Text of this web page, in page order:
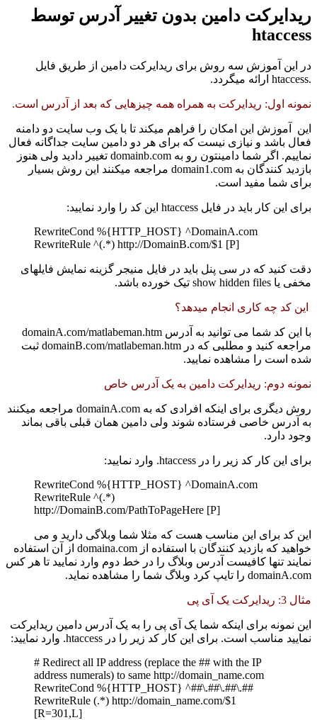
ریدایرکت دامین بدون تغییر آدرس توسط
htaccess
در این آموزش سه روش برای ریدایرکت دامین از طریق فایل
.htaccess ارائه میگردد.
نمونه اول: ریدایرکت به همراه همه چیزهایی که بعد از آدرس است.
این آموزش این امکان را فراهم میکند تا با یک وب سایت دو دامنه
فعال باشد و نیازی نیست که برای هر دو دامین سایت جداگانه فعال
نماییم. اگر شما دامینتون رو به domainb.com تغییر دادید ولی هنوز
بازدید کنندگان به domain1.com مراجعه میکنند این روش بسیار
برای شما مفید است.
برای این کار باید در فایل htaccess این کد را وارد نمایید:
RewriteCond %{HTTP_HOST} ^DomainA.com
RewriteRule ^(.*) http://DomainB.com/$1 [P]
دقت کنید که در سی پنل باید در فایل منیجر گزینه نمایش فایلهای
مخفی یا show hidden files تیک خورده باشد.
این کد چه کاری انجام میدهد؟
با این کد شما می توانید به آدرس domainA.com/matlabeman.htm
مراجعه کنید و مطلبی که در domainB.com/matlabeman.htm ثبت
شده است را مشاهده نمایید.
نمونه دوم: ریدایرکت دامین به یک آدرس خاص
روش دیگری برای اینکه افرادی که به domainA.com مراجعه میکنند
به آدرس خاصی فرستاده شوند ولی دامین همان قبلی باقی بماند
وجود دارد.
برای این کار کد زیر را در htaccess. وارد نمایید:
RewriteCond %{HTTP_HOST} ^DomainA.com
RewriteRule ^(.*)
http://DomainB.com/PathToPageHere [P]
این کد برای این مناسب هست که مثلا شما وبلاگی دارید و می
خواهید که بازدید کنندگان با استفاده از domaina.com از آن استفاده
نمایند تنها کافیست آدرس وبلاگ را در خط دوم وارد نمایید تا هر کس
domainA.com را تایپ کرد وبلاگ شما را مشاهده نماید.
مثال 3: ریدایرکت یک آی پی
این نمونه برای اینکه شما یک آی پی را به یک آدرس دامین ریدایرکت
نمایید مناسب است. برای این کار کد زیر را در htaccess. وارد نمایید:
# Redirect all IP address (replace the ## with the IP
address numerals) to same http://domain_name.com
RewriteCond %{HTTP_HOST} ^##\.##\.##\.##
RewriteRule (.*) http://domain_name.com/$1
[R=301,L]